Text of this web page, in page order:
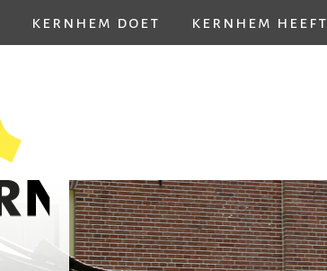
kernhem doet kernhem heeft